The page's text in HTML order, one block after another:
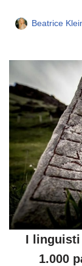
Beatrice
I linguisti
1.000